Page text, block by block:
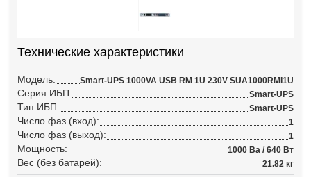
Технические характеристики
Модель: Smart-UPS 1000VA USB RM 1U 230V SUA1000RMI1U
Серия ИБП: Smart-UPS
Тип ИБП: Smart-UPS
Число фаз (вход): 1
Число фаз (выход): 1
Мощность: 1000 Ва / 640 Вт
Вес (без батарей): 21.82 кг